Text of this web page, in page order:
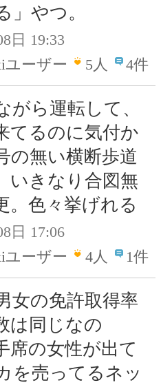
」やつ。
日 19:33
ユーザー
5人 4件
がら運転して、
てるのに気付か
の無い横断歩道
いきなり合図無
。色々挙げれる
日 17:06
ユーザー
4人 1件
女の免許取得率
は同じなの
席の女性が出て
を売ってるネッ